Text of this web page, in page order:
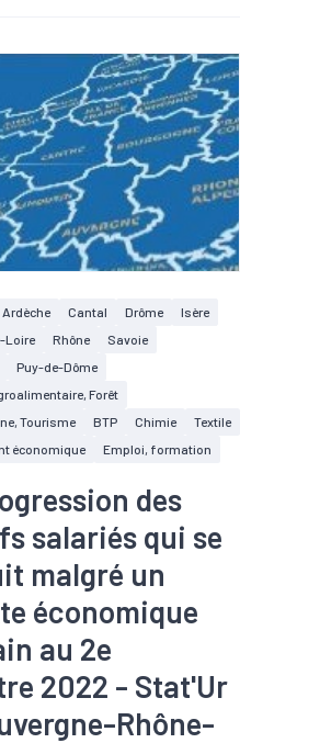
Ardèche Cantal Drôme
Isère
Loire Rhône
Savoie
Puy-de-Dôme
Forêt
Tourisme
BTP Chimie
Textile
économique
Emploi, formation
des
salariés qui se
malgré un
économique
au 2e
2022 - Stat'Ur
Rhône-